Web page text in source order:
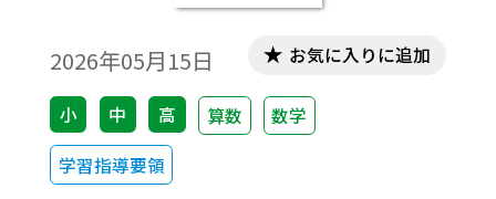
2026年05月15日
小 中 高 算数
数学
学習指導要領
お気に入りに追加